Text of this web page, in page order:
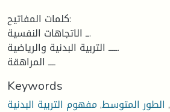
كلمات المفاتيح:
ــ الاتجاهات النفسية.
ـــــ التربية البدنية والرياضية.
ــــ المراهقة
Keywords
, الطور المتوسط,مفهوم التربية البدنية